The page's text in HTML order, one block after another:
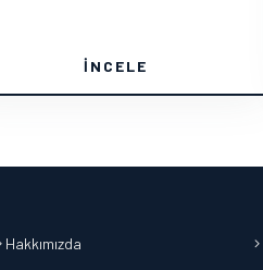
İNCELE
Hakkımızda